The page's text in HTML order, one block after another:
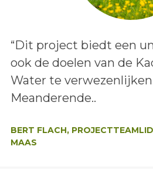
Lees het bericht:
“Dit project biedt een
ook de doelen van de
Water te
Meanderende..
BERT FLACH,
MAAS